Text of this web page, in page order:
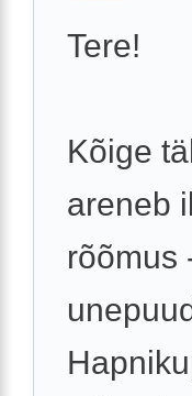
Tere!
Kõige
areneb
rõõmus